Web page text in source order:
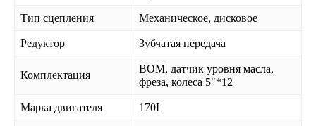
Тип сцепления Механическое, дисковое
Редуктор Зубчатая передача
Комплектация
ВОМ, датчик уровня масла,
фреза, колеса 5"*12
Марка двигателя 170L